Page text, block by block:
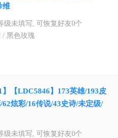
维
级未填写, 可恢复好友0个
/ 黑色玫瑰
】【LDC5846】173英雄/193皮
炫彩/16传说/43史诗/未定级/
级未填写, 可恢复好友0个